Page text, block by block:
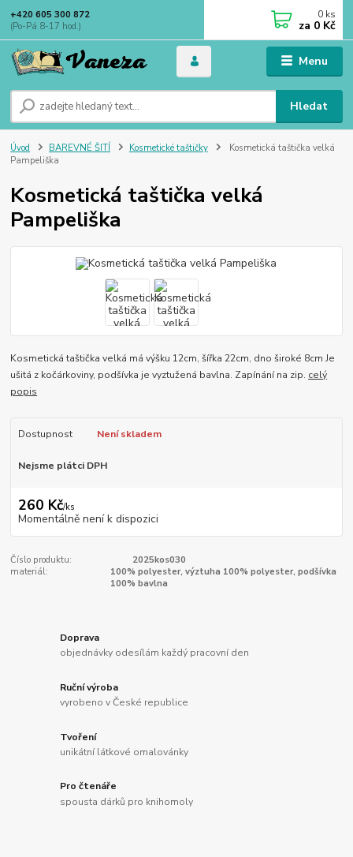
Menu
Hledat
+420 605 300 872
(Po-Pá 8-17 hod.)
0 ks
za 0 Kč
Úvod BAREVNÉ ŠITÍ Kosmetické taštičky
Kosmetická taštička velká
Pampeliška
Kosmetická taštička velká
Pampeliška
Kosmetická taštička velká má výšku 12cm, šířka 22cm, dno široké 8cm Je
ušitá z kočárkoviny, podšívka je vyztužená bavlna. Zapínání na zip. celý
popis
Dostupnost Není skladem
Nejsme plátci DPH
260 Kč/ks
Momentálně není k dispozici
Číslo produktu:
2025kos030
materiál:
100% polyester, výztuha 100% polyester, podšívka
100% bavlna
Doprava
objednávky odesílám každý pracovní den
Ruční výroba
vyrobeno v České republice
Tvoření
unikátní látkové omalovánky
Pro čtenáře
spousta dárků pro knihomoly